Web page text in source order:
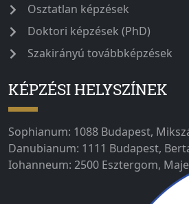
Osztatlan képzések
Doktori képzések (PhD)
Szakirányú továbbképzések
KÉPZÉSI HELYSZÍNEK
Sophianum: 1088 Budapest,
Danubianum: 1111 Budapest,
Iohanneum: 2500 Esztergom,